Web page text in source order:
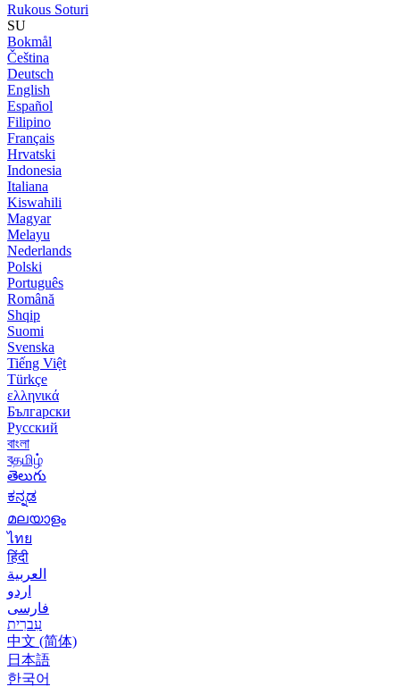
Rukous Soturi
SU
Bokmål
Čeština
Deutsch
English
Español
Filipino
Français
Hrvatski
Indonesia
Italiana
Kiswahili
Magyar
Melayu
Nederlands
Polski
Português
Română
Shqip
Suomi
Svenska
Tiếng Việt
Türkçe
ελληνικά
Български
Русский
বাংলা
বதமிழ்
తెలుగు
ಕನ್ನಡ
മലയാളം
ไทย
हिंदी
العربية
اردو
فارسی
עִברִית
中文 (简体)
日本語
한국어